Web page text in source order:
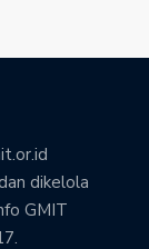
dikelola
GMIT